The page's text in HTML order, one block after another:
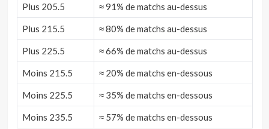
Plus 205.5 ≈ 91% de matchs au-dessus
Plus 215.5 ≈ 80% de matchs au-dessus
Plus 225.5 ≈ 66% de matchs au-dessus
Moins 215.5 ≈ 20% de matchs en-dessous
Moins 225.5 ≈ 35% de matchs en-dessous
Moins 235.5 ≈ 57% de matchs en-dessous